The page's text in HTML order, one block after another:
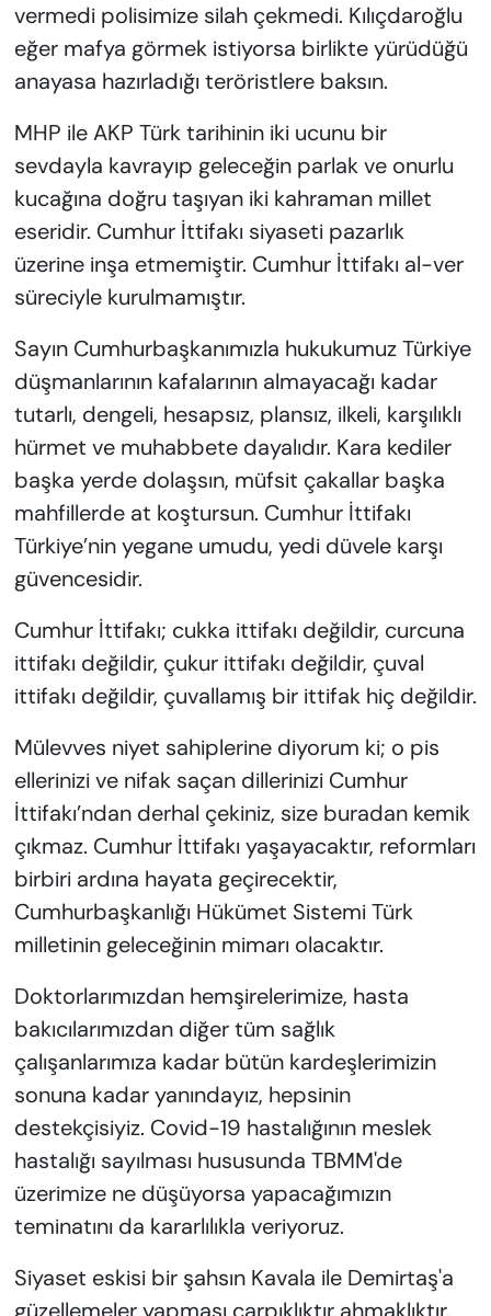
vermedi polisimize silah çekmedi. Kılıçdaroğlu
eğer mafya görmek istiyorsa birlikte yürüdüğü
anayasa hazırladığı teröristlere baksın.
MHP ile AKP Türk tarihinin iki ucunu bir
sevdayla kavrayıp geleceğin parlak ve onurlu
kucağına doğru taşıyan iki kahraman millet
eseridir. Cumhur İttifakı siyaseti pazarlık
üzerine inşa etmemiştir. Cumhur İttifakı al-ver
süreciyle kurulmamıştır.
Sayın Cumhurbaşkanımızla hukukumuz Türkiye
düşmanlarının kafalarının almayacağı kadar
tutarlı, dengeli, hesapsız, plansız, ilkeli, karşılıklı
hürmet ve muhabbete dayalıdır. Kara kediler
başka yerde dolaşsın, müfsit çakallar başka
mahfillerde at koştursun. Cumhur İttifakı
Türkiye’nin yegane umudu, yedi düvele karşı
güvencesidir.
Cumhur İttifakı; cukka ittifakı değildir, curcuna
ittifakı değildir, çukur ittifakı değildir, çuval
ittifakı değildir, çuvallamış bir ittifak hiç değildir.
​Mülevves niyet sahiplerine diyorum ki; o pis
ellerinizi ve nifak saçan dillerinizi Cumhur
İttifakı’ndan derhal çekiniz, size buradan kemik
çıkmaz. Cumhur İttifakı yaşayacaktır, reformları
birbiri ardına hayata geçirecektir,
Cumhurbaşkanlığı Hükümet Sistemi Türk
milletinin geleceğinin mimarı olacaktır.
Doktorlarımızdan hemşirelerimize, hasta
bakıcılarımızdan diğer tüm sağlık
çalışanlarımıza kadar bütün kardeşlerimizin
sonuna kadar yanındayız, hepsinin
destekçisiyiz. Covid-19 hastalığının meslek
hastalığı sayılması hususunda TBMM'de
üzerimize ne düşüyorsa yapacağımızın
teminatını da kararlılıkla veriyoruz.
Siyaset eskisi bir şahsın Kavala ile Demirtaş'a